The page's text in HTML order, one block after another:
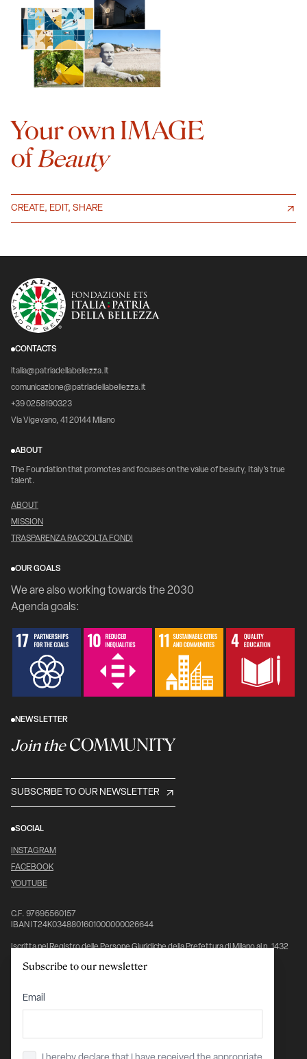
Your own IMAGE
ofBeauty
CREATE, EDIT, SHARE
CONTACTS
italia@patriadellabellezza.it
comunicazione@patriadellabellezza.it
+39 0258190323
Via Vigevano, 41 20144 Milano
ABOUT
The Foundation that promotes and focuses on the value of beauty, Italy's true
talent.
ABOUT
MISSION
TRASPARENZA RACCOLTA FONDI
OUR GOALS
We are also working towards the 2030
Agenda goals:
NEWSLETTER
Join theCOMMUNITY
SUBSCRIBE TO OUR NEWSLETTER
SOCIAL
INSTAGRAM
FACEBOOK
YOUTUBE
C.F. 97695560157
IBAN IT24K0348801601000000026644
Iscritta nel Registro delle Persone Giuridiche della Prefettura di Milano al n. 1432
Ente del Terzo Settore (ETS), iscritta al Registro Unico Nazionale del Terzo
NOTICE AT COLLECTION
Subscribe to our newsletter
Email